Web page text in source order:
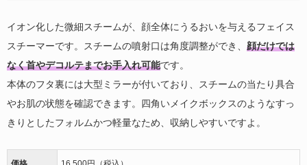
イオン化した微細スチームが、顔全体にうるおいを与えるフェイス
スチーマーです。スチームの噴射口は角度調整ができ、 顔だけでは
なく首やデコルテまでお手入れ可能です。
本体のフタ裏には大型ミラーが付いており、スチームの当たり具合
やお肌の状態を確認できます。四角いメイクボックスのようなすっ
きりとしたフォルムかつ軽量なため、収納しやすいですよ。